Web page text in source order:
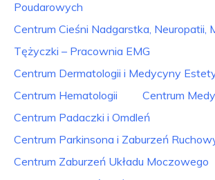
Poudarowych
Centrum Cieśni Nadgarstka, Neuropatii,
Tężyczki – Pracownia EMG
Centrum Dermatologii i Medycyny
Centrum Hematologii
Centrum
Centrum Padaczki i Omdleń
Centrum Parkinsona i Zaburzeń
Centrum Zaburzeń Układu Moczowego